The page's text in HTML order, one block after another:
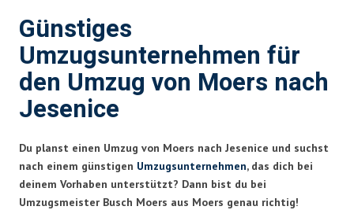
Günstiges
Umzugsunternehmen für
den Umzug von Moers nach
Jesenice
Du planst einen Umzug von Moers nach Jesenice und suchst
nach einem günstigen Umzugsunternehmen, das dich bei
deinem Vorhaben unterstützt? Dann bist du bei
Umzugsmeister Busch Moers aus Moers genau richtig!